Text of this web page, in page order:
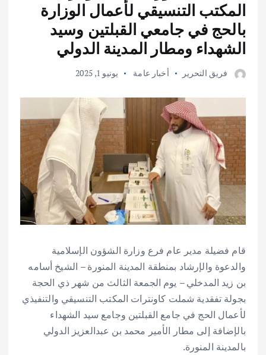
المكتب التنسيقي لأعمال الوزارة
بالحج في جامعي القبلتين وسيد
الشهداء ومطار المدينة الدولي
فريق التحرير أخبار عامة يونيو 1, 2025
​قام فضيلة مدير عام فرع وزارة الشؤون الإسلامية
والدعوة والإرشاد بمنطقة المدينة المنورة – الشيخ أسامه
بن زيد المدخلي – يوم الجمعة الثالث من شهر ذي الحجة
بجولة تفقدية شملت كاونترات المكتب التنسيقي والتنفيذي
لأعمال الحج في جامع القبلتين وجامع سيد الشهداء
بالإضافة إلى مطار الأمير محمد بن عبدالعزيز الدولي
بالمدينة المنورة.